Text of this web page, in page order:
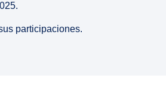
participaciones.